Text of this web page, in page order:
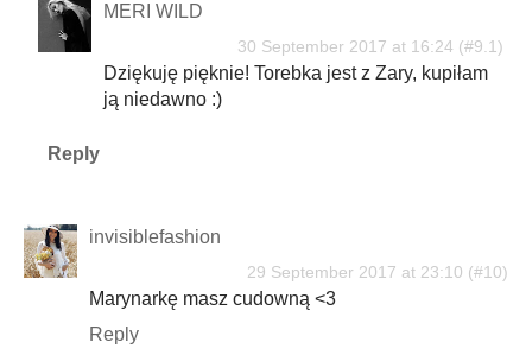
MERI WILD
30 September 2017 at 16:24
Dziękuję pięknie! Torebka jest z Zary, kupiłam
ją niedawno :)
Reply
invisiblefashion
29 September 2017 at 23:10
Marynarkę masz cudowną <3
Reply